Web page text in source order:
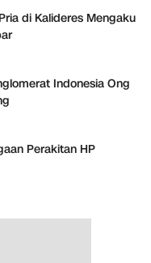
di Kalideres Mengaku
Indonesia Ong
Perakitan HP